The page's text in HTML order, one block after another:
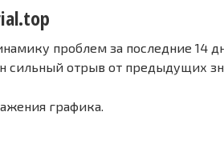
проблем за последние 14
сильный отрыв от предыдущих
графика.